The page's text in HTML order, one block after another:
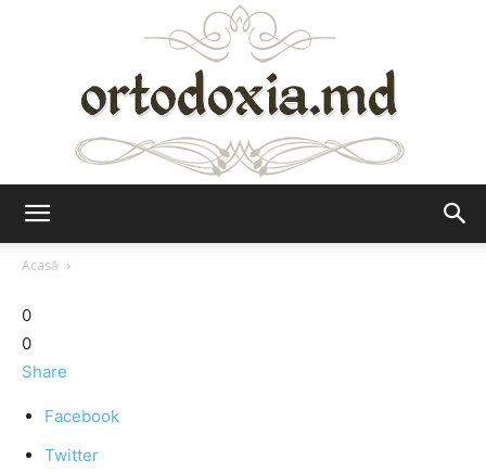
Acasă
0
0
Share
Facebook
Twitter